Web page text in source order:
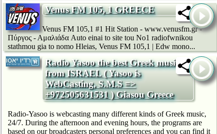
Venus FM 105, 1 GREECE
Venus FM 105,1 #1 Hit Station - www.venusfm.gr -
Πύργος - Αμαλιάδα Auto einai to site tou No1 radiofwnikou
stathmou gia to nomo Hleias, Venus FM 105,1 | Edw mono...
Radio Yasoo the best Greek music
from ISRAEL ( Yasoo is
WebCasting, S.M.S =>
+972505631531 ) Giasou Greece
Radio-Yasoo is webcasting many different kinds of Greek music,
24/7. During the afternoon and evening hours, the programs are
based on our broadcasters personal preferences and you can find it